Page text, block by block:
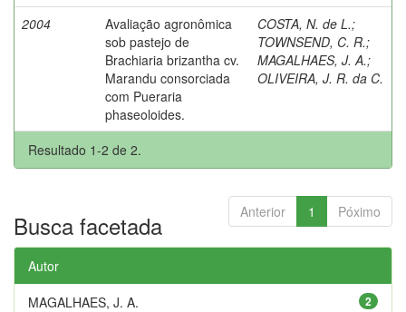
2004
Avaliação agronômica
sob pastejo de
Brachiaria brizantha cv.
Marandu consorciada
com Pueraria
phaseoloides.
COSTA, N. de L.;
TOWNSEND, C. R.;
MAGALHAES, J. A.;
OLIVEIRA, J. R. da C.
Resultado 1-2 de 2.
Anterior 1 Póximo
Busca facetada
Autor
2
MAGALHAES, J. A.